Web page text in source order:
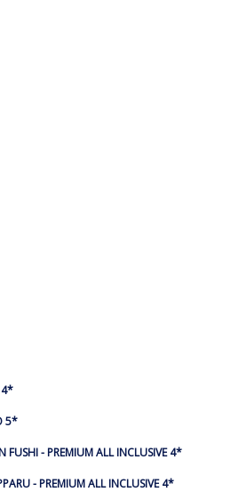
4*
5*
FUSHI - PREMIUM ALL INCLUSIVE 4*
- PREMIUM ALL INCLUSIVE 4*